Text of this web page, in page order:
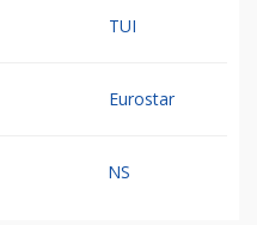
TUI
Eurostar
NS